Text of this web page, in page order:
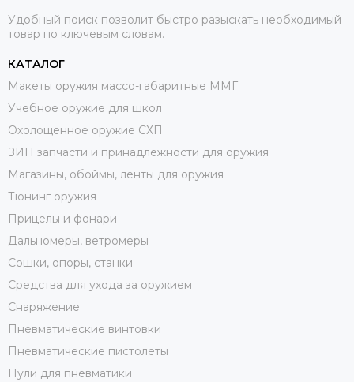
Удобный поиск позволит быстро разыскать необходимый
товар по ключевым словам.
КАТАЛОГ
Макеты оружия массо-габаритные ММГ
Учебное оружие для школ
Охолощенное оружие СХП
ЗИП запчасти и принадлежности для оружия
Магазины, обоймы, ленты для оружия
Тюнинг оружия
Прицелы и фонари
Дальномеры, ветромеры
Сошки, опоры, станки
Средства для ухода за оружием
Снаряжение
Пневматические винтовки
Пневматические пистолеты
Пули для пневматики